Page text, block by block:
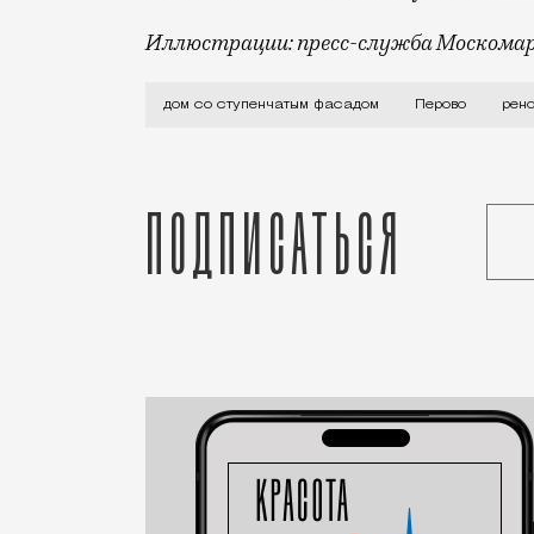
Иллюстрации: пресс-служба
Сегодня стало известно, что
дом со ступенчатым фасадом Перово
Подписаться